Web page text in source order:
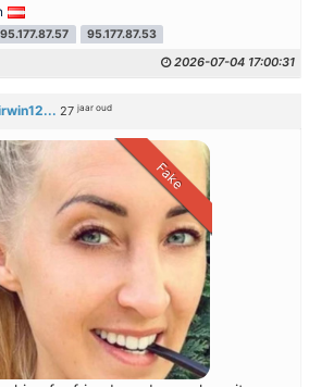
95.177.87.57 95.177.87.53
2026-07-04 17:00:31
27jaar oud
Fake